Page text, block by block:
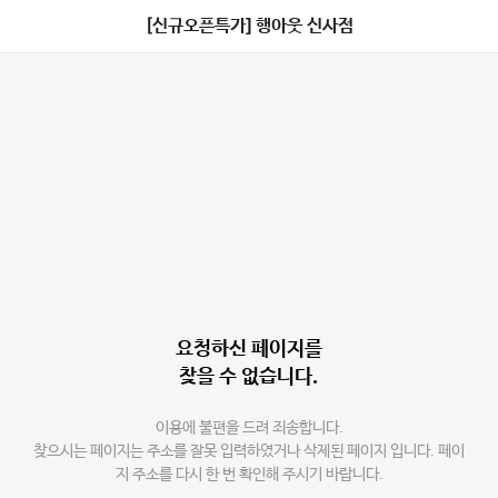
[신규오픈특가] 행아웃 신사점
요청하신 페이지를
찾을 수 없습니다.
이용에 불편을 드려 죄송합니다.
찾으시는 페이지는 주소를 잘못 입력하였거나 삭제된 페이지 입니다. 페이
지 주소를 다시 한 번 확인해 주시기 바랍니다.